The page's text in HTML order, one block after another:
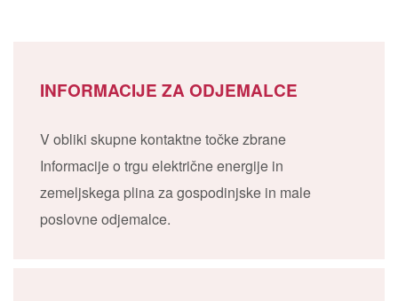
INFORMACIJE ZA ODJEMALCE
V obliki skupne kontaktne točke zbrane
Informacije o trgu električne energije in
zemeljskega plina za gospodinjske in male
poslovne odjemalce.